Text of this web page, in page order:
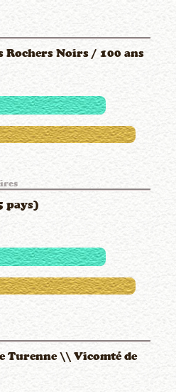
Rochers Noirs / 100 ans
pays)
Turenne \\ Vicomté de